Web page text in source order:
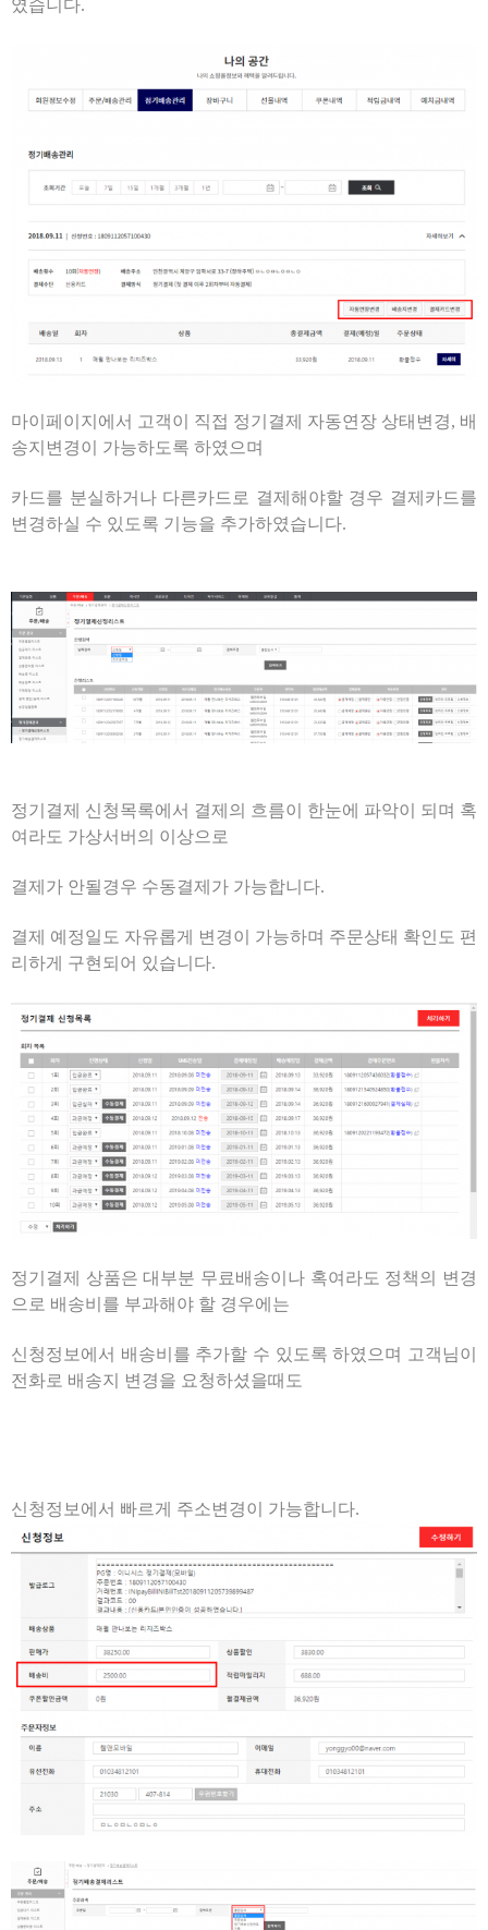
였습니다.
마이페이지에서 고객이 직접 정기결제 자동연장 상태변경, 배
송지변경이 가능하도록 하였으며
카드를 분실하거나 다른카드로 결제해야할 경우 결제카드를
변경하실 수 있도록 기능을 추가하였습니다.
정기결제 신청목록에서 결제의 흐름이 한눈에 파악이 되며 혹
여라도 가상서버의 이상으로
결제가 안될경우 수동결제가 가능합니다.
결제 예정일도 자유롭게 변경이 가능하며 주문상태 확인도 편
리하게 구현되어 있습니다.
정기결제 상품은 대부분 무료배송이나 혹여라도 정책의 변경
으로 배송비를 부과해야 할 경우에는
신청정보에서 배송비를 추가할 수 있도록 하였으며 고객님이
전화로 배송지 변경을 요청하셨을때도
신청정보에서 빠르게 주소변경이 가능합니다.